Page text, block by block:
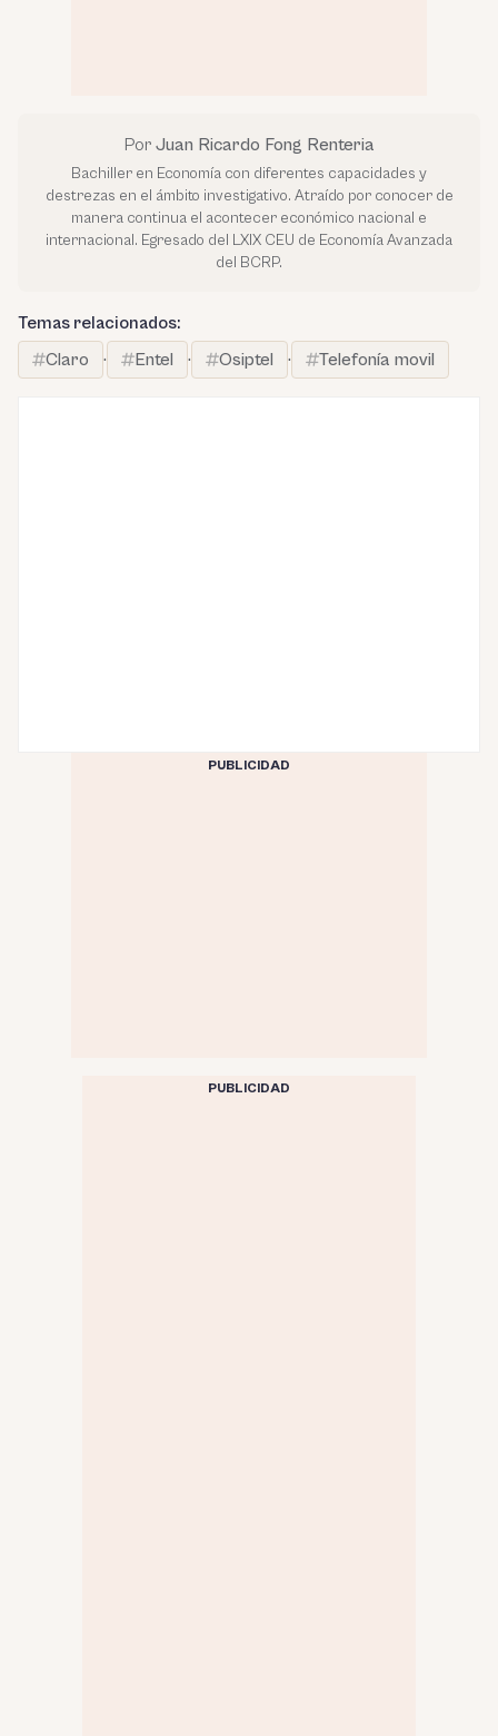
Por Juan Ricardo Fong Renteria
Bachiller en Economía con diferentes capacidades y
destrezas en el ámbito investigativo. Atraído por conocer de
manera continua el acontecer económico nacional e
internacional. Egresado del LXIX CEU de Economía Avanzada
del BCRP.
Temas relacionados:
Claro
· Entel · Osiptel · Telefonía movil
PUBLICIDAD
PUBLICIDAD